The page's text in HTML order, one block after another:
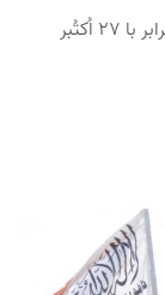
پنج شنبه ۵ آبان ۱۴۰۱ برابر با ۲۷ اُکتُبر